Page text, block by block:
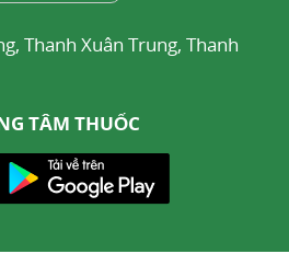
Thanh Xuân Trung, Thanh
TÂM THUỐC